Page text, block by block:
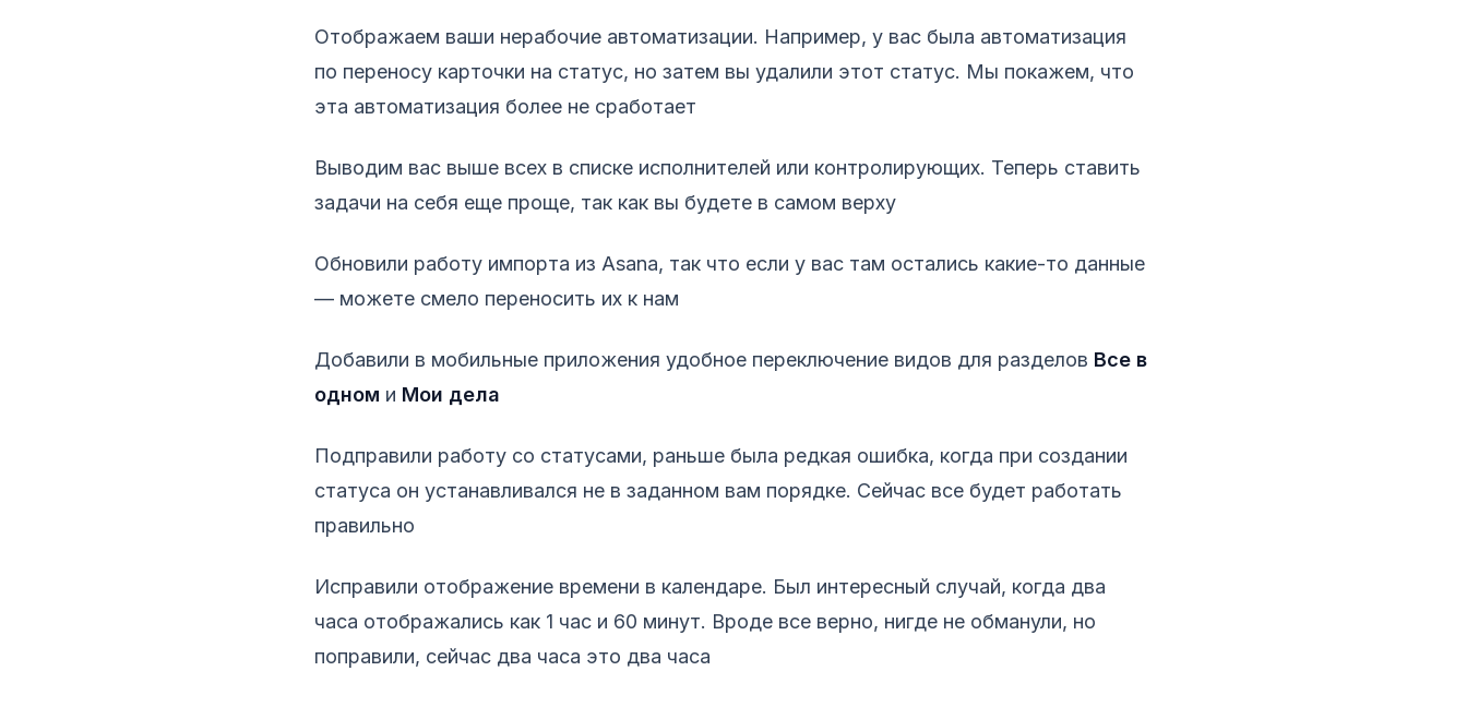
Отображаем ваши нерабочие автоматизации. Например, у вас была автоматизация
по переносу карточки на статус, но затем вы удалили этот статус. Мы покажем, что
эта автоматизация более не сработает
Выводим вас выше всех в списке исполнителей или контролирующих. Теперь ставить
задачи на себя еще проще, так как вы будете в самом верху
Обновили работу импорта из Asana, так что если у вас там остались какие-то данные
— можете смело переносить их к нам
Добавили в мобильные приложения удобное переключение видов для разделов Все в
одном и Мои дела
Подправили работу со статусами, раньше была редкая ошибка, когда при создании
статуса он устанавливался не в заданном вам порядке. Сейчас все будет работать
правильно
Исправили отображение времени в календаре. Был интересный случай, когда два
часа отображались как 1 час и 60 минут. Вроде все верно, нигде не обманули, но
поправили, сейчас два часа это два часа